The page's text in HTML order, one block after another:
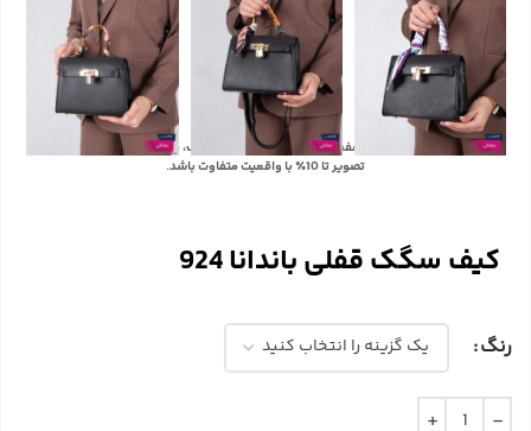
با توجه به تفاوت رنگ‌ها در صفحه نمایش دستگاه‌های مختلف، ممکن است رنگ محصولات در
تصویر تا 10٪ با واقعیت متفاوت باشد.
کیف سگک قفلی باندانا 924
رنگ